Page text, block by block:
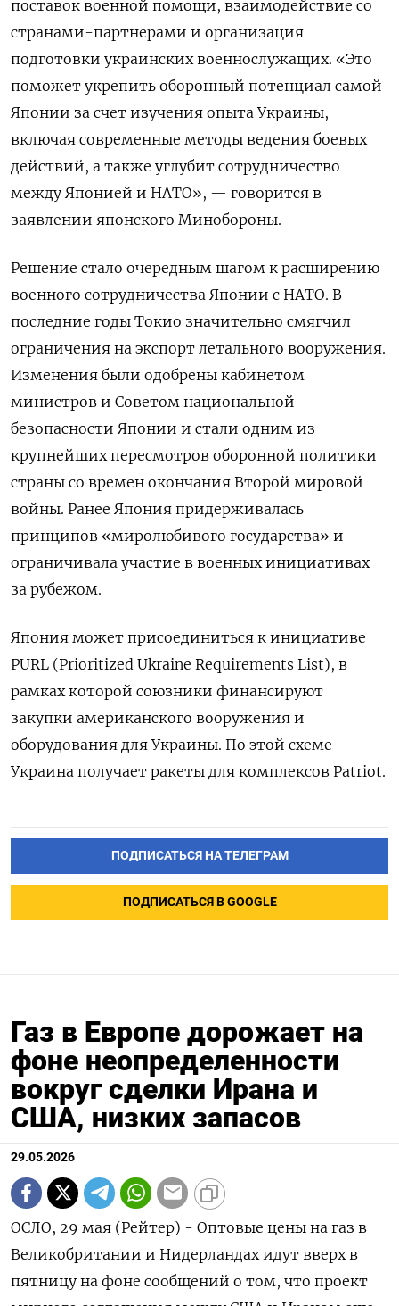
поставок военной помощи, взаимодействие со
странами-партнерами и организация
подготовки украинских военнослужащих. «Это
поможет укрепить оборонный потенциал самой
Японии за счет изучения опыта Украины,
включая современные методы ведения боевых
действий, а также углубит сотрудничество
между Японией и НАТО», — говорится в
заявлении японского Минобороны.
Решение стало очередным шагом к расширению
военного сотрудничества Японии с НАТО. В
последние годы Токио значительно смягчил
ограничения на экспорт летального вооружения.
Изменения были одобрены кабинетом
министров и Советом национальной
безопасности Японии и стали одним из
крупнейших пересмотров оборонной политики
страны со времен окончания Второй мировой
войны. Ранее Япония придерживалась
принципов «миролюбивого государства» и
ограничивала участие в военных инициативах
за рубежом.
Япония может присоединиться к инициативе
PURL (Prioritized Ukraine Requirements List), в
рамках которой союзники финансируют
закупки американского вооружения и
оборудования для Украины. По этой схеме
Украина получает ракеты для комплексов Patriot.
ПОДПИСАТЬСЯ НА ТЕЛЕГРАМ
ПОДПИСАТЬСЯ В GOOGLE
Газ в Европе дорожает на
фоне неопределенности
вокруг сделки Ирана и
США, низких запасов
29.05.2026
ОСЛО, 29 мая (Рейтер) - Оптовые цены на газ в
Великобритании и Нидерландах идут вверх в
пятницу на фоне сообщений ‌о том, что проект